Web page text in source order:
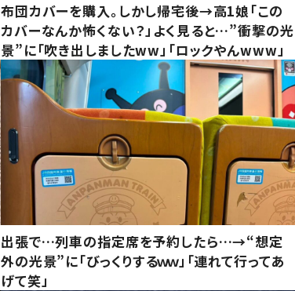
布団カバーを購入。しかし帰宅後→高1娘「この
カバーなんか怖くない？」よく見ると…”衝撃の光
景”に「吹き出しましたww」「ロックやんwww」
出張で…列車の指定席を予約したら…→“想定
外の光景”に「びっくりするｗｗ」「連れて行ってあ
げて笑」